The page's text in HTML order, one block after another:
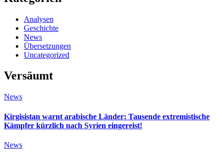
Analysen
Geschichte
News
Übersetzungen
Uncategorized
Versäumt
News
Kirgisistan warnt arabische Länder: Tausende extremistische
Kämpfer kürzlich nach Syrien eingereist!
News